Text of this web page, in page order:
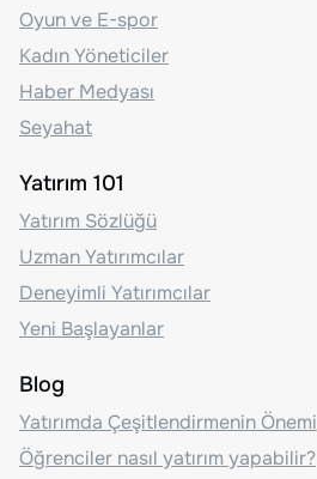
Oyun ve E-spor
Kadın Yöneticiler
Haber Medyası
Seyahat
Yatırım 101
Yatırım Sözlüğü
Uzman Yatırımcılar
Deneyimli Yatırımcılar
Yeni Başlayanlar
Blog
Yatırımda Çeşitlendirmenin Önemi
Öğrenciler nasıl yatırım yapabilir?